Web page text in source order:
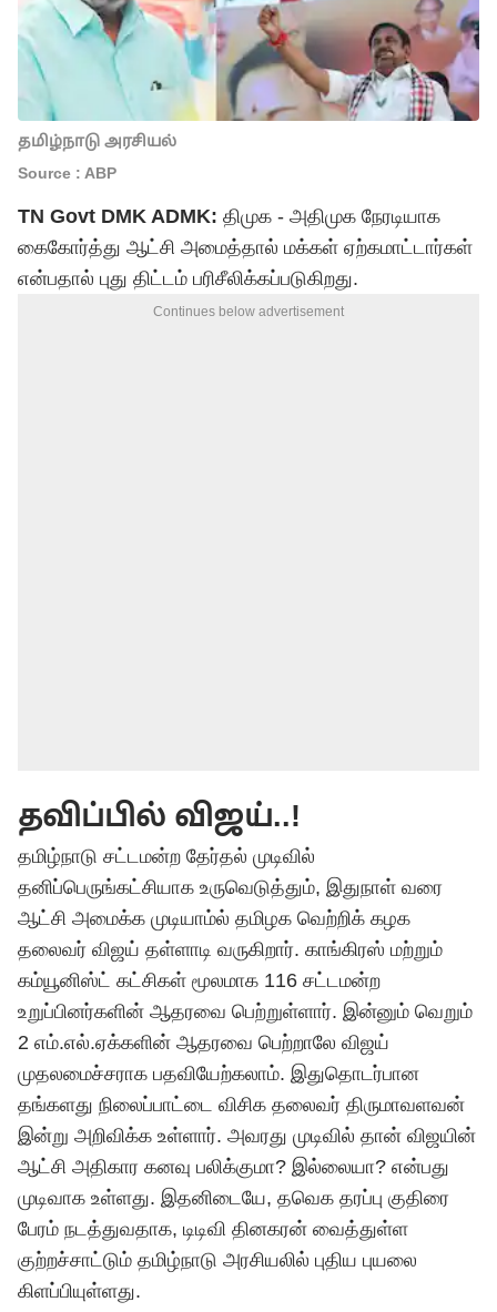
தமிழ்நாடு அரசியல்
Source : ABP
TN Govt DMK ADMK: திமுக - அதிமுக நேரடியாக
கைகோர்த்து ஆட்சி அமைத்தால் மக்கள் ஏற்கமாட்டார்கள்
என்பதால் புது திட்டம் பரிசீலிக்கப்படுகிறது.
Continues below advertisement
தவிப்பில் விஜய்..!
தமிழ்நாடு சட்டமன்ற தேர்தல் முடிவில்
தனிப்பெருங்கட்சியாக உருவெடுத்தும், இதுநாள் வரை
ஆட்சி அமைக்க முடியாம்ல் தமிழக வெற்றிக் கழக
தலைவர் விஜய் தள்ளாடி வருகிறார். காங்கிரஸ் மற்றும்
கம்யூனிஸ்ட் கட்சிகள் மூலமாக 116 சட்டமன்ற
உறுப்பினர்களின் ஆதரவை பெற்றுள்ளார். இன்னும் வெறும்
2 எம்.எல்.ஏக்களின் ஆதரவை பெற்றாலே விஜய்
முதலமைச்சராக பதவியேற்கலாம். இதுதொடர்பான
தங்களது நிலைப்பாட்டை விசிக தலைவர் திருமாவளவன்
இன்று அறிவிக்க உள்ளார். அவரது முடிவில் தான் விஜயின்
ஆட்சி அதிகார கனவு பலிக்குமா? இல்லையா? என்பது
முடிவாக உள்ளது. இதனிடையே, தவெக தரப்பு குதிரை
பேரம் நடத்துவதாக, டிடிவி தினகரன் வைத்துள்ள
குற்றச்சாட்டும் தமிழ்நாடு அரசியலில் புதிய புயலை
கிளப்பியுள்ளது.